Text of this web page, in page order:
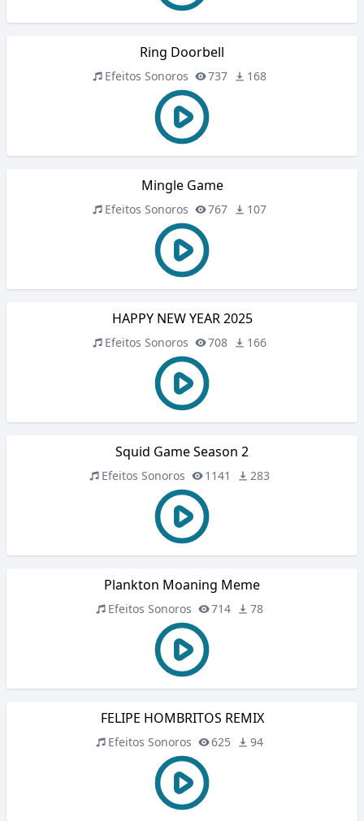
Ring Doorbell
Efeitos Sonoros 737 168
Mingle Game
Efeitos Sonoros 767 107
HAPPY NEW YEAR 2025
Efeitos Sonoros 708 166
Squid Game Season 2
Efeitos Sonoros 1141 283
Plankton Moaning Meme
Efeitos Sonoros 714 78
FELIPE HOMBRITOS REMIX
Efeitos Sonoros 625 94